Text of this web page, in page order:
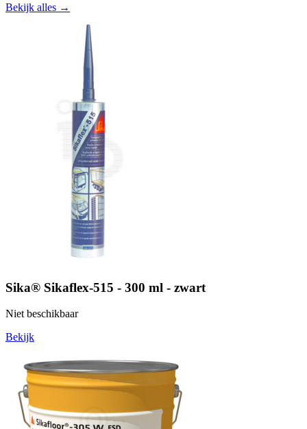
Bekijk alles →
Sika® Sikaflex-515 - 300 ml - zwart
Niet beschikbaar
Bekijk